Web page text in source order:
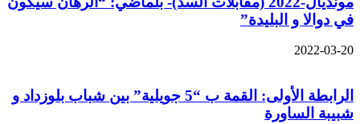
في دوالا و البليدة”
2022-03-20
الرابطة الأولى: القمة ب “5 جويلية” بين شباب بلوزداد و
شبيبة الساورة